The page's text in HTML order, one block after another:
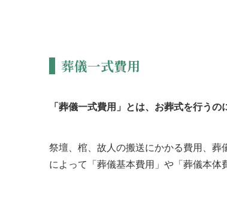
葬儀一式費用
「葬儀一式費用」とは、お葬式を行うの
祭壇、棺、故人の搬送にかかる費用、
によって「葬儀基本費用」や「葬儀本体